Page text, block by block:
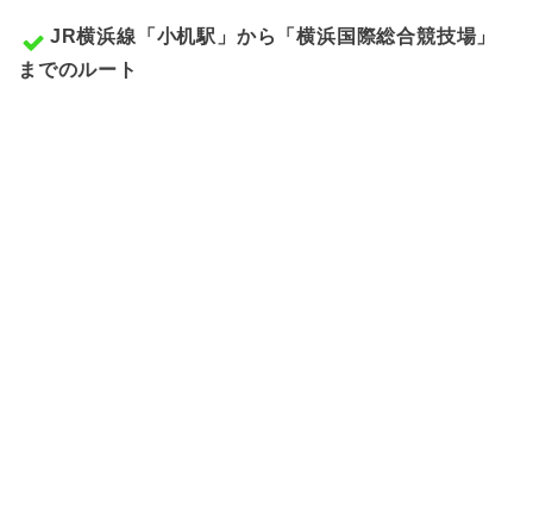
JR横浜線「小机駅」から「横浜国際総合競技場」
までのルート